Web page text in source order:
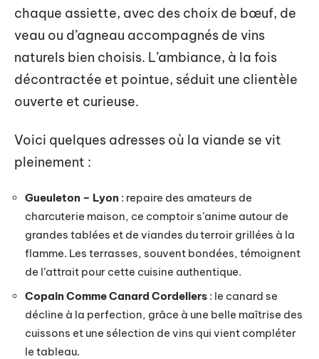
chaque assiette, avec des choix de bœuf, de
veau ou d’agneau accompagnés de vins
naturels bien choisis. L’ambiance, à la fois
décontractée et pointue, séduit une clientèle
ouverte et curieuse.
Voici quelques adresses où la viande se vit
pleinement :
Gueuleton – Lyon : repaire des amateurs de
charcuterie maison, ce comptoir s’anime autour de
grandes tablées et de viandes du terroir grillées à la
flamme. Les terrasses, souvent bondées, témoignent
de l’attrait pour cette cuisine authentique.
Copain Comme Canard Cordeliers : le canard se
décline à la perfection, grâce à une belle maîtrise des
cuissons et une sélection de vins qui vient compléter
le tableau.